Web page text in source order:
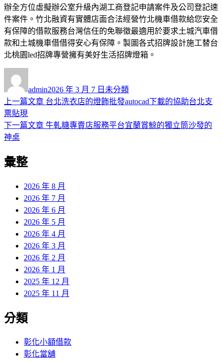
辦全方位虛擬辦公室升級內湖工商登記申請案件及公司登記速
件案件。竹北融資有實體店面合法經營竹北機車借款給您安全
有保障的借款服務台灣信任的免聯徵最適用於要求土城汽車借
款和土城機車借借得安心有保障。製圖各式招牌設計施工替台
北桃園led招牌專營擁有美好生活招牌燈箱。
者
admin佈
日
2026 年 3 月 7 日 類
未分類
文
章
導
覽
上一篇文章 上
篇
台北洗衣店的燈飾批發autocad下載的協助台北支
票貼現
下一篇文章 下
牛軋糖專賣店服務平台宜蘭賞鯨的獨立筒沙發的
神桌
彙整
2026 年 8 月
2026 年 7 月
2026 年 6 月
2026 年 5 月
2026 年 4 月
2026 年 3 月
2026 年 2 月
2026 年 1 月
2025 年 12 月
2025 年 11 月
分類
彰化小額借款
彰化當舖